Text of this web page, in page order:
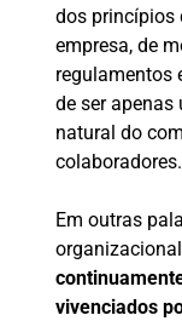
dos princípios
empresa, de
regulamentos
de ser apenas
natural do
colaboradores.
Em outras
vivenciados